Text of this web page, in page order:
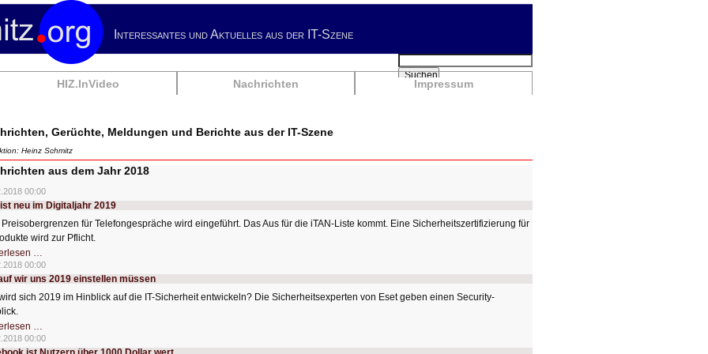
Interessantes und Aktuelles aus der IT-Szene
HIZ.InVideo Nachrichten Impressum
Suchbegriffe
Suchen
Gerüchte, Meldungen und Berichte aus der IT-Szene
Heinz Schmitz
aus dem Jahr 2018
00:00
neu im Digitaljahr 2019
Preisobergrenzen für Telefongespräche wird eingeführt. Das Aus für die iTAN-Liste kommt. Eine Sicherheitszertifizierung für
wird zur Pflicht.
…
ist
neu
im
2019
00:00
wir uns 2019 einstellen müssen
sich 2019 im Hinblick auf die IT-Sicherheit entwickeln? Die Sicherheitsexperten von Eset geben einen Security-
…
wir
uns
00:00